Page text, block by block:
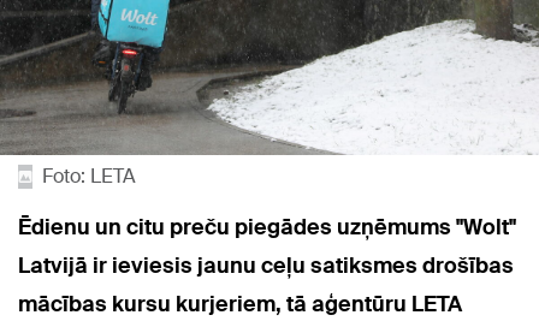
Foto: LETA
Ēdienu un citu preču piegādes uzņēmums "Wolt"
Latvijā ir ieviesis jaunu ceļu satiksmes drošības
mācības kursu kurjeriem, tā aģentūru LETA